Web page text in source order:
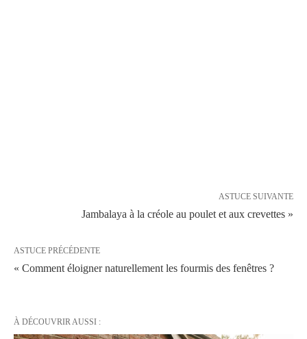
ASTUCE SUIVANTE
Jambalaya à la créole au poulet et aux crevettes »
ASTUCE PRÉCÉDENTE
« Comment éloigner naturellement les fourmis des fenêtres ?
À DÉCOUVRIR AUSSI :